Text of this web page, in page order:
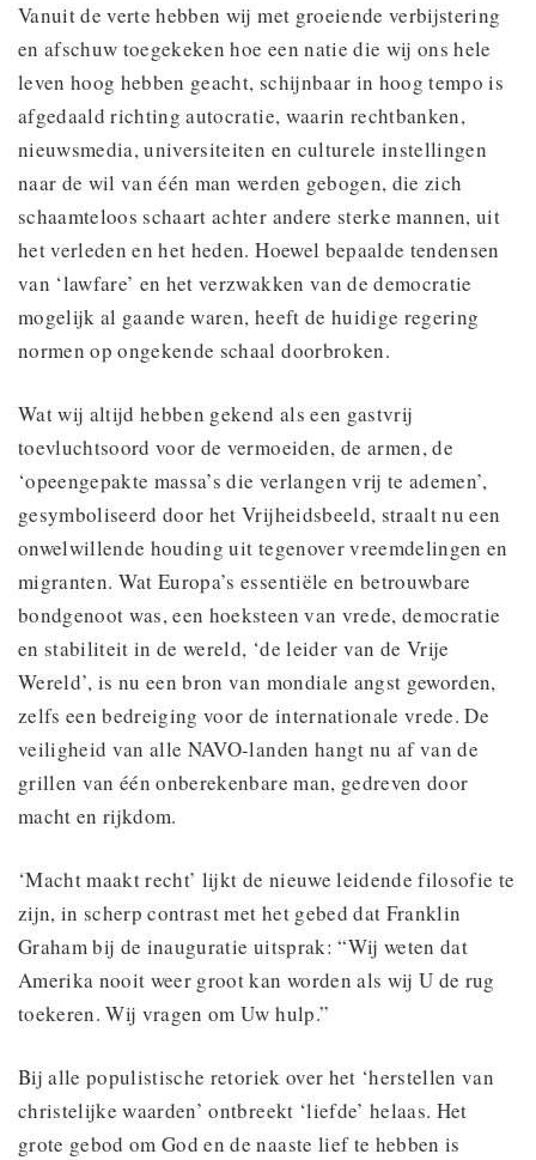
Vanuit de verte hebben wij met groeiende verbijstering
en afschuw toegekeken hoe een natie die wij ons hele
leven hoog hebben geacht, schijnbaar in hoog tempo is
afgedaald richting autocratie, waarin rechtbanken,
nieuwsmedia, universiteiten en culturele instellingen
naar de wil van één man werden gebogen, die zich
schaamteloos schaart achter andere sterke mannen, uit
het verleden en het heden. Hoewel bepaalde tendensen
van ‘lawfare’ en het verzwakken van de democratie
mogelijk al gaande waren, heeft de huidige regering
normen op ongekende schaal doorbroken.
Wat wij altijd hebben gekend als een gastvrij
toevluchtsoord voor de vermoeiden, de armen, de
‘opeengepakte massa’s die verlangen vrij te ademen’,
gesymboliseerd door het Vrijheidsbeeld, straalt nu een
onwelwillende houding uit tegenover vreemdelingen en
migranten. Wat Europa’s essentiële en betrouwbare
bondgenoot was, een hoeksteen van vrede, democratie
en stabiliteit in de wereld, ‘de leider van de Vrije
Wereld’, is nu een bron van mondiale angst geworden,
zelfs een bedreiging voor de internationale vrede. De
veiligheid van alle NAVO-landen hangt nu af van de
grillen van één onberekenbare man, gedreven door
macht en rijkdom.
‘Macht maakt recht’ lijkt de nieuwe leidende filosofie te
zijn, in scherp contrast met het gebed dat Franklin
Graham bij de inauguratie uitsprak: “Wij weten dat
Amerika nooit weer groot kan worden als wij U de rug
toekeren. Wij vragen om Uw hulp.”
Bij alle populistische retoriek over het ‘herstellen van
christelijke waarden’ ontbreekt ‘liefde’ helaas. Het
grote gebod om God en de naaste lief te hebben is